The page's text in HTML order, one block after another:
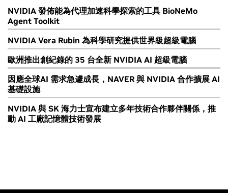
NVIDIA 發佈能為代理加速科學探索的工具 BioNeMo
Agent Toolkit
NVIDIA Vera Rubin 為科學研究提供世界級超級電腦
歐洲推出創紀錄的 35 台全新 NVIDIA AI 超級電腦
因應全球AI 需求急遽成長，NAVER 與 NVIDIA 合作擴展 AI
基礎設施
NVIDIA 與 SK 海力士宣布建立多年技術合作夥伴關係，推
動 AI 工廠記憶體技術發展